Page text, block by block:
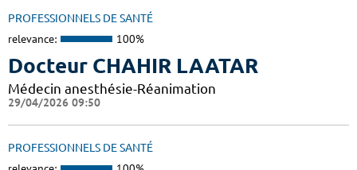
PROFESSIONNELS DE SANTÉ
relevance: 100%
Docteur CHAHIR LAATAR
Médecin anesthésie-Réanimation
29/04/2026 09:50
PROFESSIONNELS DE SANTÉ